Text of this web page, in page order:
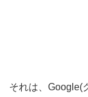
それは、Google(